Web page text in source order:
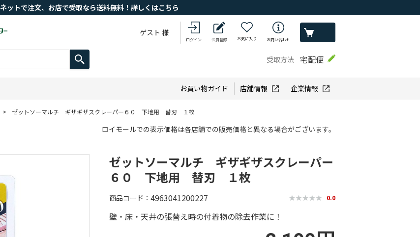
ネットで注文、お店で受取なら送料無料！詳しくはこちら
ゲスト 様
ログイン 会員登録 お気に入り お問い合わせ
受取方法 宅配便
お買い物ガイド 店舗情報 企業情報
> ゼットソーマルチ ギザギザスクレーパー６０ 下地用 替刃 １枚
ロイモールでの表示価格は各店舗での販売価格と異なる場合がございます。
ゼットソーマルチ ギザギザスクレーパー
６０ 下地用 替刃 １枚
商品コード 4963041200227 0.0
壁・床・天井の張替え時の付着物の除去作業に！